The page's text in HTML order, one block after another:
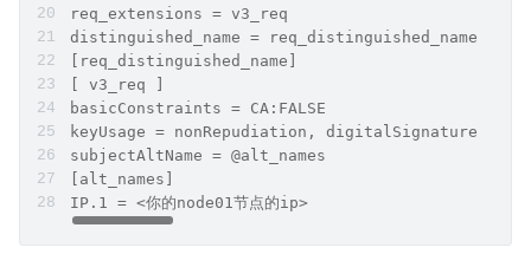
req_extensions = v3_req
distinguished_name = req_distinguished_name
[req_distinguished_name]
[ v3_req ]
basicConstraints = CA:FALSE
keyUsage = nonRepudiation, digitalSignature,
subjectAltName = @alt_names
[alt_names]
IP.1 = <你的node01节点的ip>